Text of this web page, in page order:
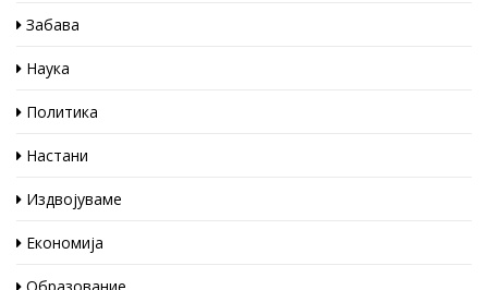
Забава
Наука
Политика
Настани
Издвојуваме
Економија
Образование